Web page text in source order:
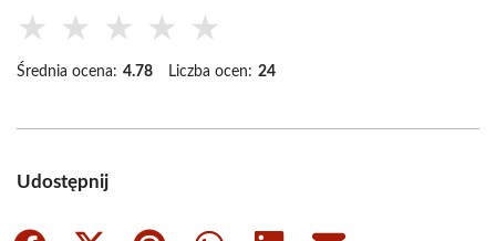
★ ★ ★ ★ ★
Średnia ocena: 4.78 Liczba ocen: 24
Udostępnij